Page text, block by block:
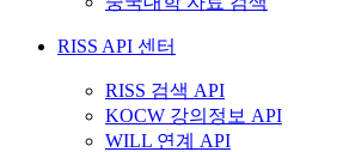
RISS API 센터
RISS 검색 API
KOCW 강의정보 API
WILL 연계 API